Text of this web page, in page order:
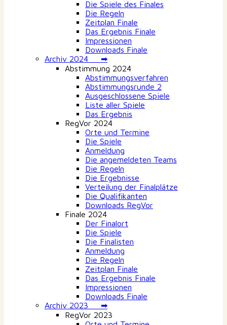
Die Spiele des Finales
Die Regeln
Zeitplan Finale
Das Ergebnis Finale
Impressionen
Downloads Finale
Archiv 2024 ➡
Abstimmung 2024
Abstimmungsverfahren
Abstimmungsrunde 2
Ausgeschlossene Spiele
Liste aller Spiele
Das Ergebnis
RegVor 2024
Orte und Termine
Die Spiele
Anmeldung
Die angemeldeten Teams
Die Regeln
Die Ergebnisse
Verteilung der Finalplätze
Die Qualifikanten
Downloads RegVor
Finale 2024
Der Finalort
Die Spiele
Die Finalisten
Anmeldung
Die Regeln
Zeitplan Finale
Das Ergebnis Finale
Impressionen
Downloads Finale
Archiv 2023 ➡
RegVor 2023